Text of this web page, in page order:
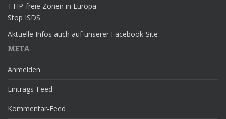
TTIP-freie Zonen in Europa
Stop ISDS
Aktuelle Infos auch auf unserer Facebook-Site
META
Anmelden
Eintrags-Feed
Kommentar-Feed